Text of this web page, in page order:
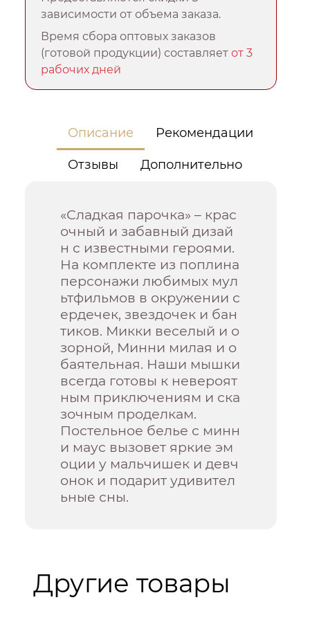
зависимости от объема заказа.
Время сбора оптовых заказов
(готовой продукции) составляетот 3
рабочих дней
Описание Рекомендации
Отзывы Дополнительно
«Сладкая парочка» – крас
очный и забавный дизай
н с известными героями.
На комплекте из поплина
персонажи любимых мул
ьтфильмов в окружении с
ердечек, звездочек и бан
тиков. Микки веселый и о
зорной, Минни милая и о
баятельная. Наши мышки
всегда готовы к невероят
ным приключениям и ска
зочным проделкам.
Постельное белье с минн
и маус вызовет яркие эм
оции у мальчишек и девч
онок и подарит удивител
ьные сны.
Другие товары